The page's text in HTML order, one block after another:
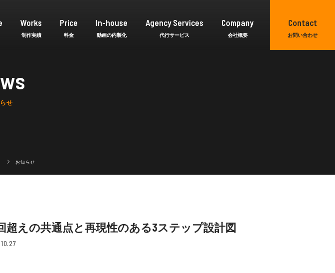
Works Price In-house Agency Services Company Contact
せ
お知らせ
超えの共通点と再現性のある3ステップ設計図